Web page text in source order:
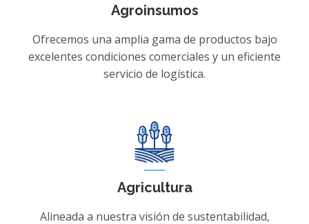
Agroinsumos
Ofrecemos una amplia gama de productos bajo
excelentes condiciones comerciales y un eficiente
servicio de logística.
Agricultura
Alineada a nuestra visión de sustentabilidad,